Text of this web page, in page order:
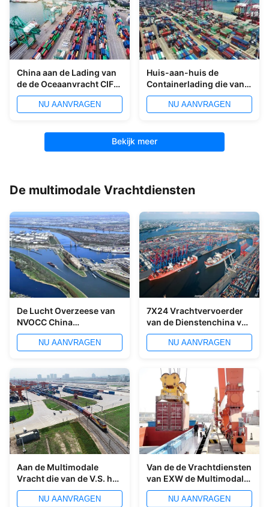
China aan de Lading van
de de Oceaanvracht CIF
minder dan Container
van Singapore LCL het
NU AANVRAGEN
Huis-aan-huis de
Containerlading die van
LCL minder dan van
China aan Aqaba
NU AANVRAGEN
Bekijk meer
De multimodale Vrachtdiensten
De Lucht Overzeese van
NVOCC China
Vrachtvervoerder aan
EuropaNU AANVRAGEN
7X24 Vrachtvervoerder
van de Dienstenchina van
de uur de Multimodale
Vracht aan het UK
NU AANVRAGEN
Aan de Multimodale
Vracht die van de V.S. het
Onverpakte Vervoer van
de Ladingsspoorweg en
NU AANVRAGEN
Van de de Vrachtdiensten
van EXW de Multimodale
Internationale
Oceaanvracht en
NU AANVRAGEN